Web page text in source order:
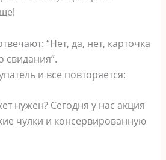
“Нет, да, нет, карточка
свидания”.
и все повторяется:
нужен? Сегодня у нас акция
чулки и консервированную